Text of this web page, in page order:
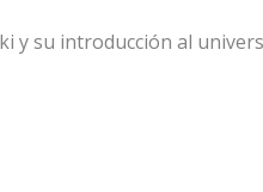
y su introducción al